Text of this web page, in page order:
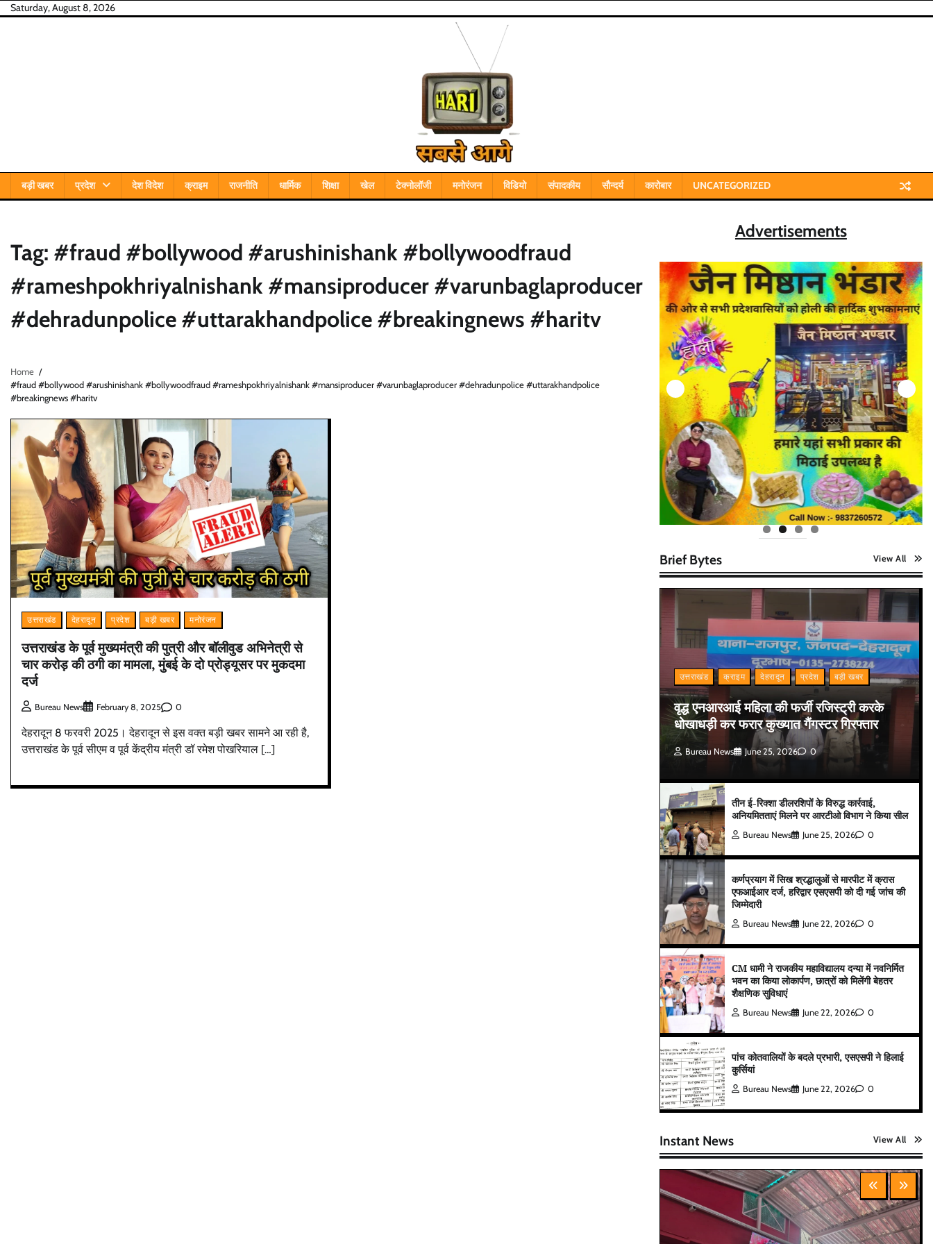
SkipSaturday, August 8, 2026
बड़ी खबर प्रदेश देश विदेश क्राइम राजनीति धार्मिक शिक्षा खेल टेक्नोलॉजी मनोरंजन विडियो संपादकीय सौन्दर्य कारोबार UNCATEGORIZED
Tag: #fraud #bollywood #arushinishank #bollywoodfraud
#rameshpokhriyalnishank #mansiproducer #varunbaglaproducer
#dehradunpolice #uttarakhandpolice #breakingnews #haritv
Home
#fraud #bollywood #arushinishank #bollywoodfraud #rameshpokhriyalnishank #mansiproducer #varunbaglaproducer #dehradunpolice #uttarakhandpolice
#breakingnews #haritv
उत्तराखंड देहरादून प्रदेश बड़ी खबर मनोरंजन
उत्तराखंड के पूर्व मुख्यमंत्री की पुत्री और बॉलीवुड अभिनेत्री से
चार करोड़ की ठगी का मामला, मुंबई के दो प्रोड्यूसर पर मुकदमा
दर्ज
Bureau News February 8, 2025 0
देहरादून 8 फरवरी 2025। देहरादून से इस वक्त बड़ी खबर सामने आ रही है,
उत्तराखंड के पूर्व सीएम व पूर्व केंद्रीय मंत्री डॉ रमेश पोखरियाल […]
Advertisements
Brief Bytes View All
उत्तराखंड क्राइम देहरादून प्रदेश बड़ी खबर
वृद्ध एनआरआई महिला की फर्जी रजिस्ट्री करके
धोखाधड़ी कर फरार कुख्यात गैंगस्टर गिरफ्तार
Bureau News June 25, 2026 0
तीन ई-रिक्शा डीलरशिपों के विरुद्ध कार्रवाई,
अनियमितताएं मिलने पर आरटीओ विभाग ने किया सील
Bureau News June 25, 2026 0
कर्णप्रयाग में सिख श्रद्धालुओं से मारपीट में क्रास
एफआईआर दर्ज, हरिद्वार एसएसपी को दी गई जांच की
जिम्मेदारी
Bureau News June 22, 2026 0
CM धामी ने राजकीय महाविद्यालय दन्या में नवनिर्मित
भवन का किया लोकार्पण, छात्रों को मिलेंगी बेहतर
शैक्षणिक सुविधाएं
Bureau News June 22, 2026 0
पांच कोतवालियों के बदले प्रभारी, एसएसपी ने हिलाई
कुर्सियां
Bureau News June 22, 2026 0
Instant News View All